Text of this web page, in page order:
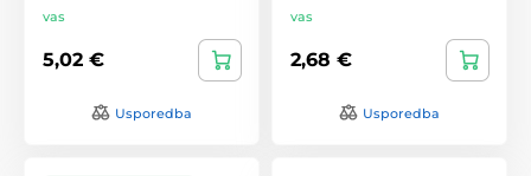
vas
5,02 €
Usporedba
vas
2,68 €
Usporedba